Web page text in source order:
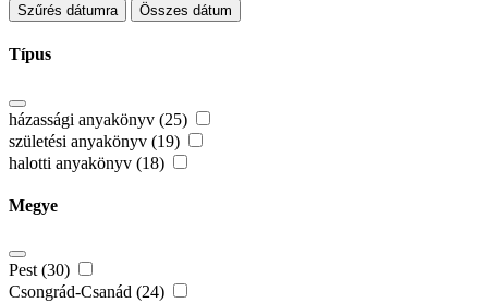
Szűrés dátumra Összes dátum
Típus
házassági anyakönyv (25)
születési anyakönyv (19)
halotti anyakönyv (18)
Megye
Pest (30)
Csongrád-Csanád (24)